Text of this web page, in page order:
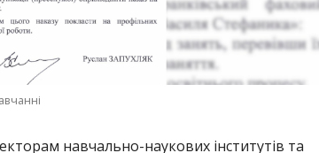
навчально-наукових інститутів та